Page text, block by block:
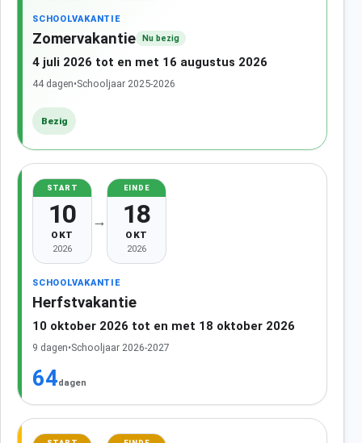
SCHOOLVAKANTIE
Zomervakantie Nu bezig
4 juli 2026 tot en met 16 augustus 2026
44 dagen•Schooljaar 2025-2026
Bezig
START
10
OKT
2026
→
EINDE
18
OKT
2026
SCHOOLVAKANTIE
Herfstvakantie
10 oktober 2026 tot en met 18 oktober 2026
9 dagen•Schooljaar 2026-2027
64dagen